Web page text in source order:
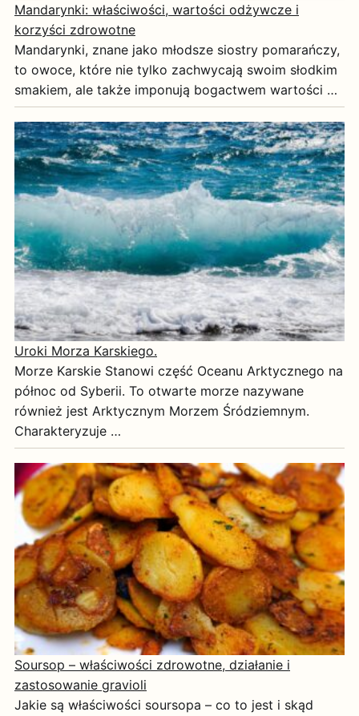
Mandarynki: właściwości, wartości odżywcze i
korzyści zdrowotne
Mandarynki, znane jako młodsze siostry pomarańczy,
to owoce, które nie tylko zachwycają swoim słodkim
smakiem, ale także imponują bogactwem wartości …
Uroki Morza Karskiego.
Morze Karskie Stanowi część Oceanu Arktycznego na
północ od Syberii. To otwarte morze nazywane
również jest Arktycznym Morzem Śródziemnym.
Charakteryzuje …
Soursop – właściwości zdrowotne, działanie i
zastosowanie gravioli
Jakie są właściwości soursopa – co to jest i skąd